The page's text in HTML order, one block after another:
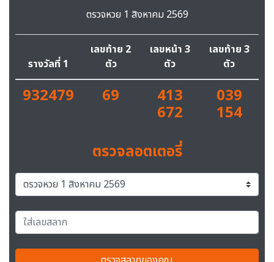
ตรวจหวย 1 สิงหาคม 2569
รางวัลที่ 1
เลขท้าย 2
ตัว
เลขหน้า 3
ตัว
เลขท้าย 3
ตัว
932479 69 413
672
039
154
ตรวจลอตเตอรี่